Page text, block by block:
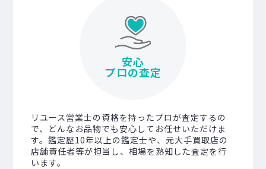
安心
プロの査定
リユース営業士の資格を持ったプロが査定するの
で、どんなお品物でも安心してお任せいただけま
す。鑑定歴10年以上の鑑定士や、元大手買取店の
店舗責任者等が担当し、相場を熟知した査定を行
います。